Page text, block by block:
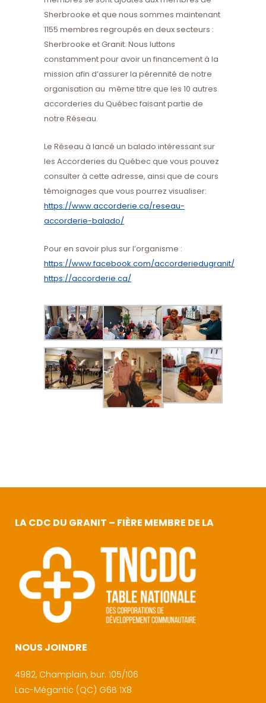
Sherbrooke et que nous sommes maintenant
1155 membres regroupés en deux secteurs :
Sherbrooke et Granit. Nous luttons
constamment pour avoir un financement à la
mission afin d’assurer la pérennité de notre
organisation au même titre que les 10 autres
accorderies du Québec faisant partie de
notre Réseau.
Le Réseau à lancé un balado intéressant sur
les Accorderies du Québec que vous pouvez
consulter à cette adresse, ainsi que de cours
témoignages que vous pourrez visualiser:
https://www.accorderie.ca/reseau-
accorderie-balado/
Pour en savoir plus sur l’organisme :
https://www.facebook.com/accorderiedugranit/
https://accorderie.ca/
LA CDC DU GRANIT – FIÈRE MEMBRE DE LA
NOUS JOINDRE
4982, Champlain, bur. 105/106
Lac-Mégantic (QC) G6B 1X8